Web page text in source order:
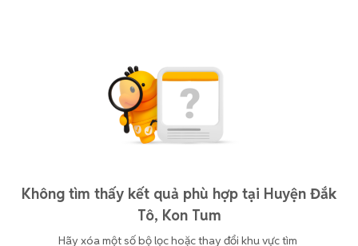
Không tìm thấy kết quả phù hợp tại Huyện Đắk
Tô, Kon Tum
Hãy xóa một số bộ lọc hoặc thay đổi khu vực tìm